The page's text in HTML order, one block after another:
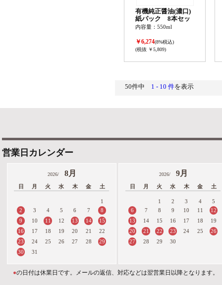
有機純正醤油(濃口)
紙パック 8本セッ
ト
内容量：550ml
￥6,274(8%税込)
(税抜 ￥5,809)
50件中 1 - 10 件を表示
営業日カレンダー
2026/ 8月
日 月 火 水 木 金 土
1
2
3 4 5 6 7
8
9
10 11 12 13 14
15
16
17 18 19 20 21
22
23
24 25 26 27 28
29
30
31
2026/ 9月
日 月 火 水 木 金 土
1 2 3 4
5
6
7 8 9 10 11
12
13
14 15 16 17 18
19
20
21 22 23 24 25
26
27
28 29 30
●の日付は休業日です。メールの返信、対応などは翌営業日以降となります。